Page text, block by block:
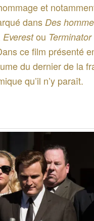
et
dansDes
Everestou
ce film présenté
du dernier de la
qu’il n’y paraît.